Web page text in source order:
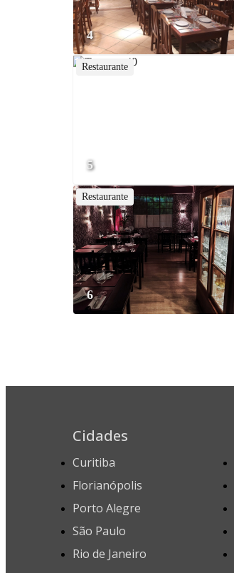
4
5
Restaurante
6
Restaurante
Cidades
Curitiba
Florianópolis
Porto Alegre
São Paulo
Rio de Janeiro